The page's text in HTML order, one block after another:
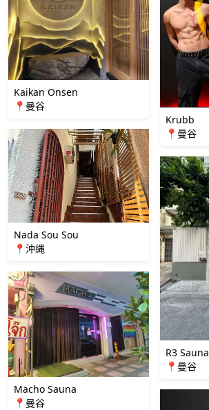
Kaikan Onsen
📍曼谷
Nada Sou Sou
📍沖縄
Macho Sauna
📍曼谷
Krubb
📍曼谷
R3 Sauna
📍曼谷